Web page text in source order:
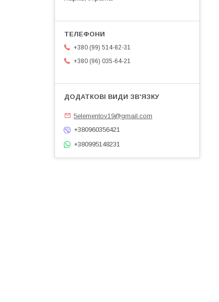
+380 (99) 514-82-31
+380 (96) 035-64-21
5elementov19@gmail.com
+380960356421
+380995148231